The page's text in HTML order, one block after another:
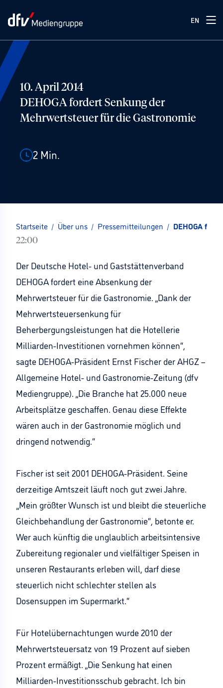
EN
10. April 2014
DEHOGA fordert Senkung der
Mehrwertsteuer für die Gastronomie
2 Min.
Startseite / Über uns / Pressemitteilungen / DEHOGA
22:00
Der Deutsche Hotel- und Gaststättenverband
DEHOGA fordert eine Absenkung der
Mehrwertsteuer für die Gastronomie. „Dank der
Mehrwertsteuersenkung für
Beherbergungsleistungen hat die Hotellerie
Milliarden-Investitionen vornehmen können“,
sagte DEHOGA-Präsident Ernst Fischer der AHGZ –
Allgemeine Hotel- und Gastronomie-Zeitung (dfv
Mediengruppe). „Die Branche hat 25.000 neue
Arbeitsplätze geschaffen. Genau diese Effekte
wären auch in der Gastronomie möglich und
dringend notwendig.“
Fischer ist seit 2001 DEHOGA-Präsident. Seine
derzeitige Amtszeit läuft noch gut zwei Jahre.
„Mein größter Wunsch ist und bleibt die steuerliche
Gleichbehandlung der Gastronomie“, betonte er.
Wer auch künftig die unglaublich arbeitsintensive
Zubereitung regionaler und vielfältiger Speisen in
unseren Restaurants erleben will, darf diese
steuerlich nicht schlechter stellen als
Dosensuppen im Supermarkt.“
Für Hotelübernachtungen wurde 2010 der
Mehrwertsteuersatz von 19 Prozent auf sieben
Prozent ermäßigt. „Die Senkung hat einen
Milliarden-Investitionsschub gebracht. Ich bin